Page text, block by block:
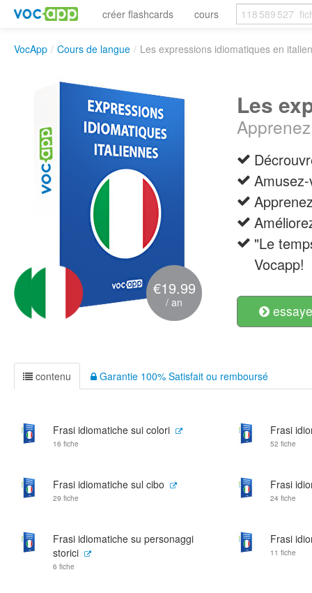
créer flashcards cours
VocApp / Cours de langue / Les expressions idiomatiques en italien
€19.99
/ an
Les
"Le
Vocapp!
contenu Garantie 100% Satisfait ou remboursé
Frasi idiomatiche sui colori
16 fiche
Frasi
52 fiche
Frasi idiomatiche sul cibo
29 fiche
Frasi
24 fiche
Frasi idiomatiche su personaggi
storici
6 fiche
Frasi
11 fiche